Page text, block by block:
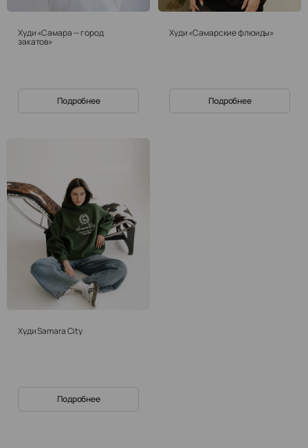
Худи «Самара — город
закатов»
Подробнее
Худи «Самарские флюиды»
Подробнее
Худи Samara City
Подробнее